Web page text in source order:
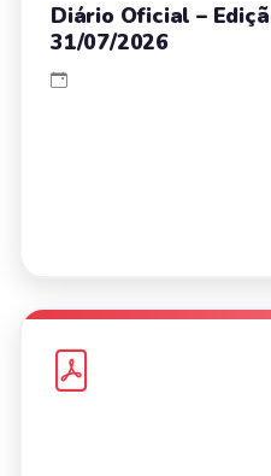
Diário Oficial –
31/07/2026